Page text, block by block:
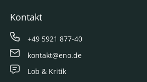
Kontakt
+49 5921 877-40
kontakt@eno.de
Lob & Kritik